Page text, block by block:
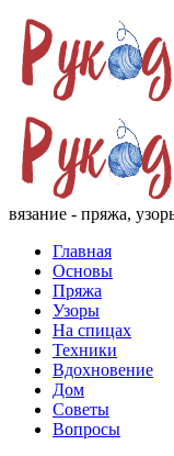
вязание - пряжа,
Главная
Основы
Пряжа
Узоры
На спицах
Техники
Вдохновение
Дом
Советы
Вопросы